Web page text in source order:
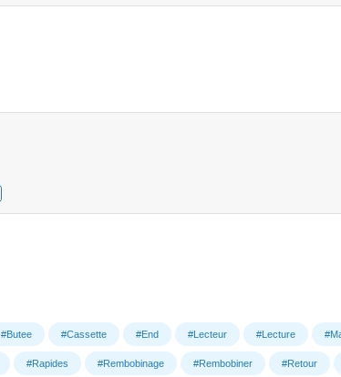
#Butee #Cassette #End #Lecteur #Lecture
#Rapides #Rembobinage #Rembobiner #Retour